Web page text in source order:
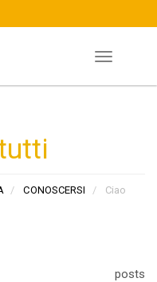
Toggle
CONOSCERSI
Ciao
posts